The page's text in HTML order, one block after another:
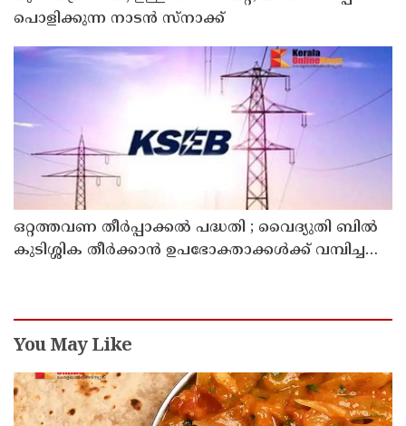
പൊളിക്കുന്ന നാടൻ സ്നാക്ക്
ഒറ്റത്തവണ തീർപ്പാക്കൽ പദ്ധതി ; വൈദ്യുതി ബിൽ
കുടിശ്ശിക തീർക്കാൻ ഉപഭോക്താക്കൾക്ക് വമ്പിച്ച
You May Like